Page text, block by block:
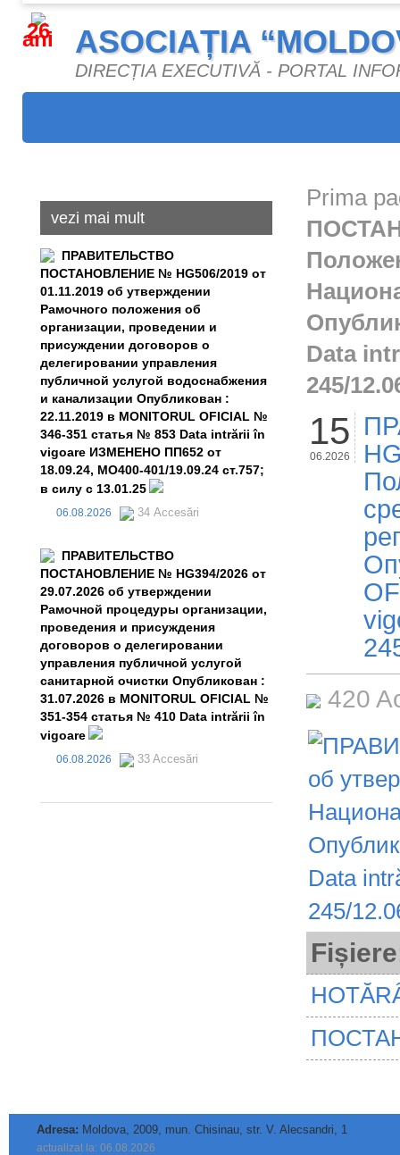
26
ani ASOCIAȚIA
DIRECȚIA EXECUTIVĂ - PORTAL
vezi mai mult
ПРАВИТЕЛЬСТВО
ПОСТАНОВЛЕНИЕ № HG506/2019 от
01.11.2019 об утверждении
Рамочного положения об
организации, проведении и
присуждении договоров о
делегировании управления
публичной услугой водоснабжения
и канализации Опубликован :
22.11.2019 в MONITORUL OFICIAL №
346-351 статья № 853 Data intrării în
vigoare ИЗМЕНЕНО ПП652 от
18.09.24, MO400-401/19.09.24 ст.757;
в силу с 13.01.25
06.08.2026 34 Accesări
ПРАВИТЕЛЬСТВО
ПОСТАНОВЛЕНИЕ № HG394/2026 от
29.07.2026 об утверждении
Рамочной процедуры организации,
проведения и присуждения
договоров о делегировании
управления публичной услугой
санитарной очистки Опубликован :
31.07.2026 в MONITORUL OFICIAL №
351-354 статья № 410 Data intrării în
vigoare
06.08.2026 33 Accesări
Prima
Data
245/
15
06.2026
420
Adresa: Moldova, 2009, mun. Chisinau, str. V. Alecsandri, 1
actualizat la: 06.08.2026